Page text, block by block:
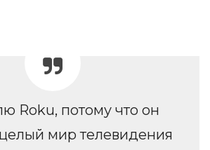
Roku, потому что он
мир телевидения